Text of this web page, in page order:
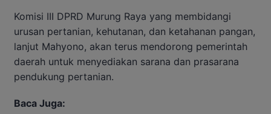
Komisi III DPRD Murung Raya yang membidangi
urusan pertanian, kehutanan, dan ketahanan pangan,
lanjut Mahyono, akan terus mendorong pemerintah
daerah untuk menyediakan sarana dan prasarana
pendukung pertanian.
Baca Juga: